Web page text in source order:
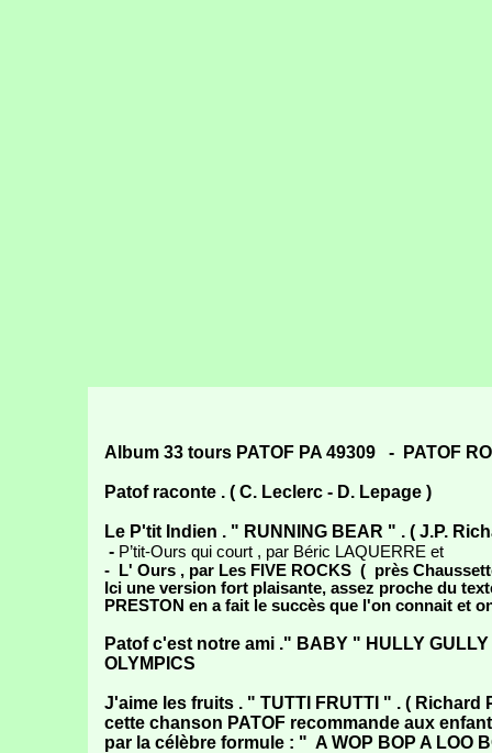
Album 33 tours PATOF PA 49309 - PATOF
Patof raconte . ( C. Leclerc - D. Lepage )
Le P'tit Indien . " RUNNING BEAR " . ( J.P.
- P’tit-Ours qui court , par Béric LAQUERRE et
- L' Ours , par Les FIVE ROCKS ( près
Ici une version fort plaisante, assez proche du
PRESTON en a fait le succès que l'on connait et
Patof c'est notre ami ." BABY " HULLY
OLYMPICS
J'aime les fruits . " TUTTI FRUTTI " . (
cette chanson PATOF recommande aux
par la célèbre formule : " A WOP BOP A LOO